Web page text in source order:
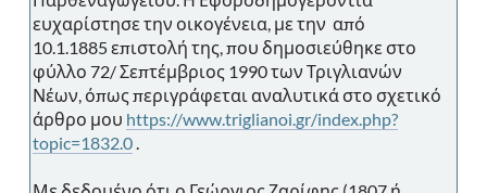
ευχαρίστησε την οικογένεια, με την από
10.1.1885 επιστολή της, που δημοσιεύθηκε στο
φύλλο 72/ Σεπτέμβριος 1990 των Τριγλιανών
Νέων, όπως περιγράφεται αναλυτικά στο σχετικό
άρθρο μου https://www.triglianoi.gr/index.php?
topic=1832.0.